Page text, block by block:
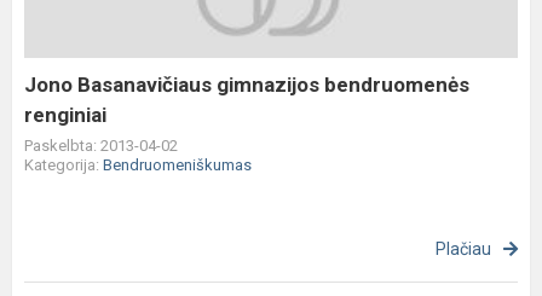
Jono Basanavičiaus gimnazijos bendruomenės
renginiai
Paskelbta: 2013-04-02
Kategorija: Bendruomeniškumas
Plačiau